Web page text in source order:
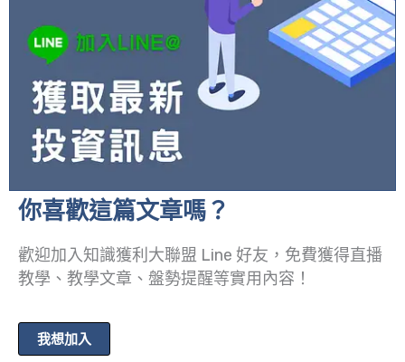
你喜歡這篇文章嗎？
歡迎加入知識獲利大聯盟 Line 好友，免費獲得直播
教學、教學文章、盤勢提醒等實用內容！
我想加入